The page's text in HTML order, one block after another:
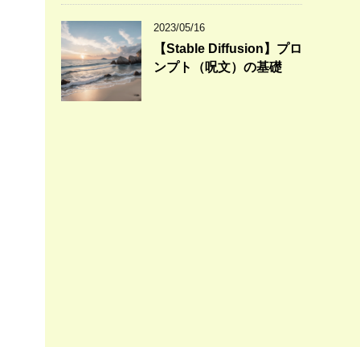
2023/05/16
【Stable Diffusion】プロ
ンプト（呪文）の基礎